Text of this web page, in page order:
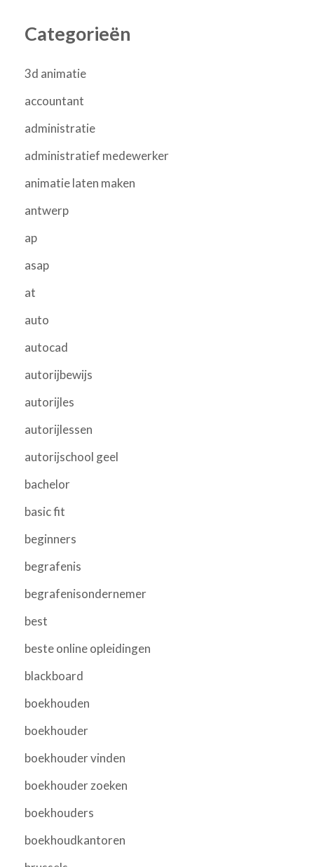
Categorieën
3d animatie
accountant
administratie
administratief medewerker
animatie laten maken
antwerp
ap
asap
at
auto
autocad
autorijbewijs
autorijles
autorijlessen
autorijschool geel
bachelor
basic fit
beginners
begrafenis
begrafenisondernemer
best
beste online opleidingen
blackboard
boekhouden
boekhouder
boekhouder vinden
boekhouder zoeken
boekhouders
boekhoudkantoren